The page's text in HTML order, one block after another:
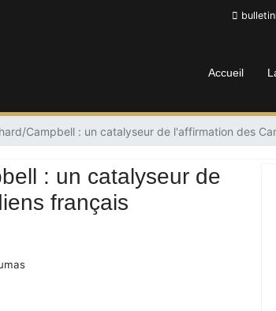
Accueil
Campbell : un catalyseur de l'affirmation des
: un catalyseur de
français